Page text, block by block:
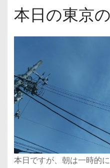
本日の東京
本日ですが、朝は一時的